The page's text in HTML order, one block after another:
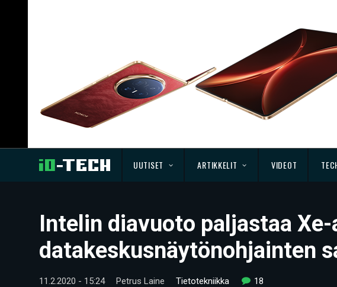
UUTISET ARTIKKELIT VIDEOT
Intelin diavuoto paljastaa
datakeskusnäytönohjainten
11.2.2020 - 15:24 Petrus Laine Tietotekniikka 18